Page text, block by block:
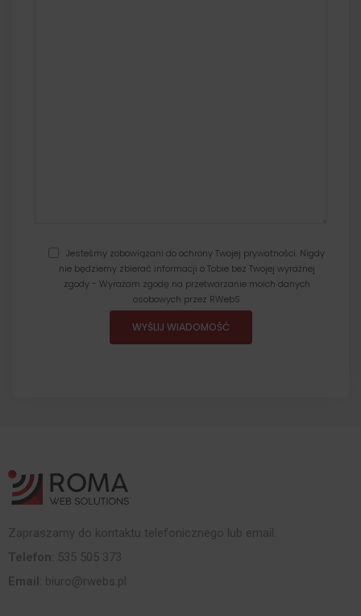
Jesteśmy zobowiązani do ochrony Twojej prywatności. Nigdy
nie będziemy zbierać informacji o Tobie bez Twojej wyraźnej
zgody - Wyrażam zgodę na przetwarzanie moich danych
osobowych przez RWebS
Zapraszamy do kontaktu telefonicznego lub email.
Telefon : 535 505 373
Email biuro@rwebs.pl